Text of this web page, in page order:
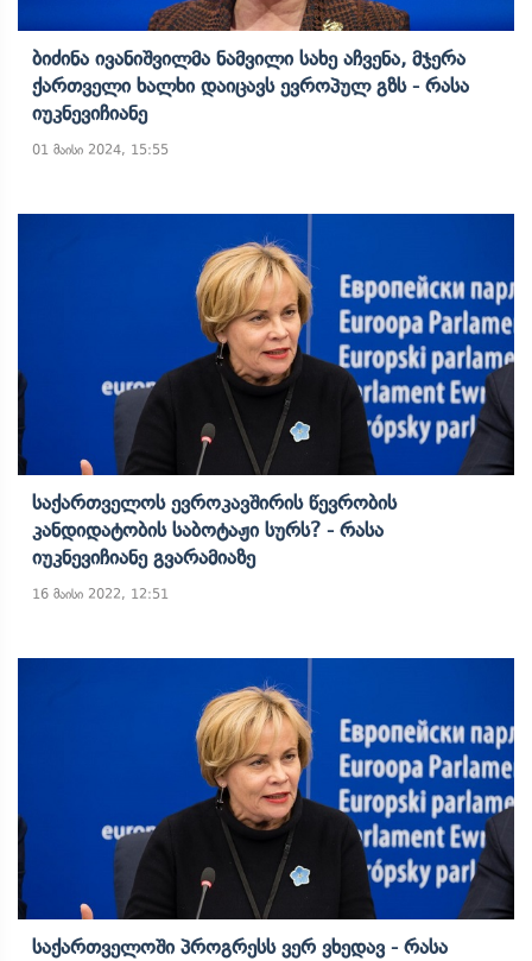
Ბიძინა Ივანიშვილმა Ნამვილი Სახე Აჩვენა, Მჯერა
Ქართველი Ხალხი Დაიცავს Ევროპულ Გზს - Რასა
Იუკნევიჩიანე
01 მაისი 2024, 15:55
Საქართველოს Ევროკავშირის Წევრობის
Კანდიდატობის Საბოტაჟი Სურს? - Რასა
Იუკნევიჩიანე Გვარამიაზე
16 მაისი 2022, 12:51
Საქართველოში Პროგრესს Ვერ Ვხედავ - Რასა